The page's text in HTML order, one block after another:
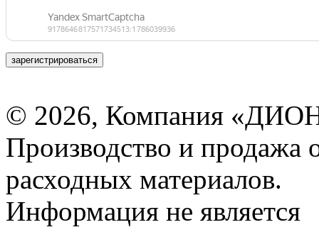
зарегистрироваться
© 2026, Компания
Производство и продажа
расходных материалов.
Информация не является